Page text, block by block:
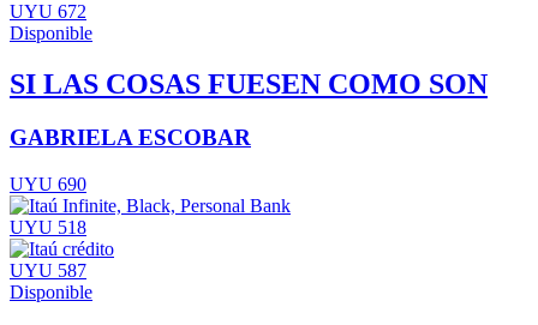
UYU 672
Disponible
SI LAS COSAS FUESEN COMO SON
GABRIELA ESCOBAR
UYU 690
UYU 518
UYU 587
Disponible